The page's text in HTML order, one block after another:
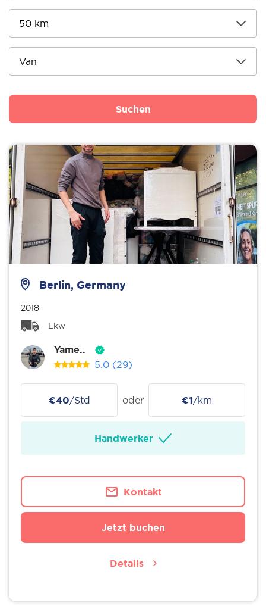
Suchen
Berlin, Germany
2018
Lkw
Yame..
5.0 (29)
€40/Std oder €1/km
Handwerker
Kontakt
Jetzt buchen
Details